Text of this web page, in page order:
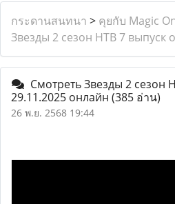
กระดานสนทนา > คุยกับ Magic
Звезды 2 сезон НТВ 7 выпуск
Смотреть Звезды 2 сезон
29.11.2025 онлайн (385 อ่าน)
26 พ.ย. 2568 19:44